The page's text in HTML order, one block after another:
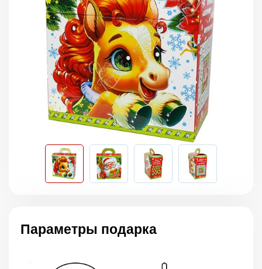
Параметры подарка